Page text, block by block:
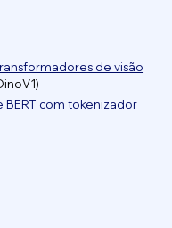
de visão
BERT com tokenizador